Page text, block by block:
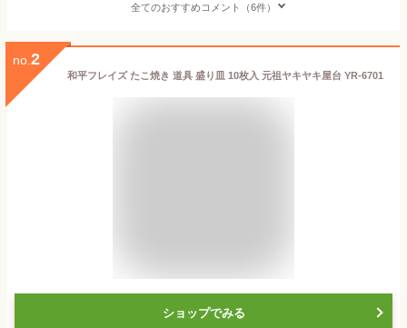
全てのおすすめコメント（6件）
no. 2
和平フレイズ たこ焼き 道具 盛り皿 10枚入 元祖ヤキヤキ屋台 YR-6701
ショップでみる